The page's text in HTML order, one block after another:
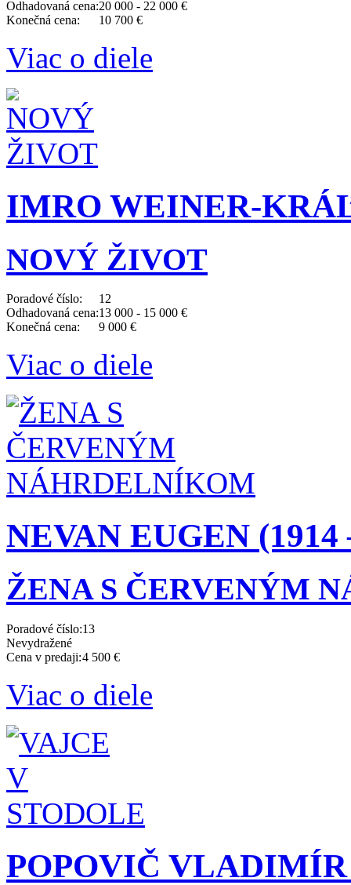
Odhadovaná cena:20 000 - 22 000 €
Konečná cena:
10 700 €
Viac o diele
IMRO WEINER-
NOVÝ ŽIVOT
Poradové číslo:
12
Odhadovaná cena:13 000 - 15 000 €
Konečná cena:
9 000 €
Viac o diele
NEVAN EUGEN (1914
ŽENA S ČERVENÝM
Poradové číslo:13
Nevydražené
Cena v predaji:4 500 €
Viac o diele
POPOVIČ VLADIMÍR